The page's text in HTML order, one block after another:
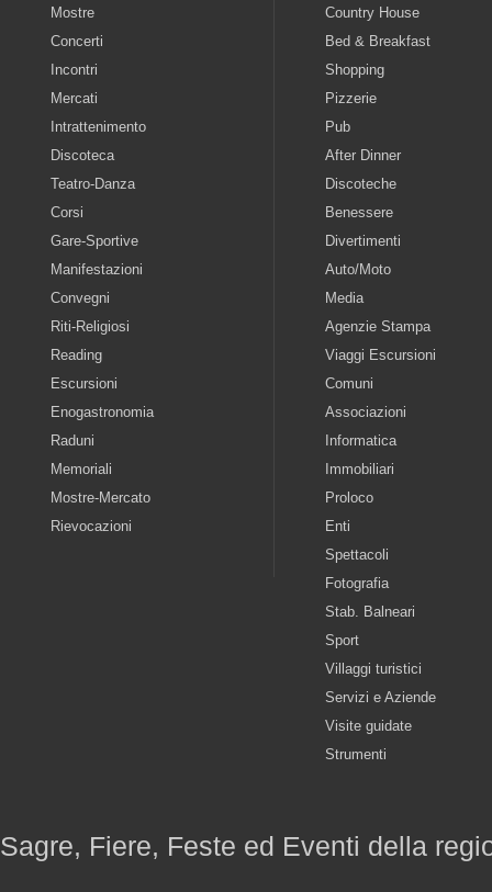
Mostre
Concerti
Incontri
Mercati
Intrattenimento
Discoteca
Teatro-Danza
Corsi
Gare-Sportive
Manifestazioni
Convegni
Riti-Religiosi
Reading
Escursioni
Enogastronomia
Raduni
Memoriali
Mostre-Mercato
Rievocazioni
Country House
Bed & Breakfast
Shopping
Pizzerie
Pub
After Dinner
Discoteche
Benessere
Divertimenti
Auto/Moto
Media
Agenzie Stampa
Viaggi Escursioni
Comuni
Associazioni
Informatica
Immobiliari
Proloco
Enti
Spettacoli
Fotografia
Stab. Balneari
Sport
Villaggi turistici
Servizi e Aziende
Visite guidate
Strumenti
Sagre, Fiere, Feste ed Eventi della